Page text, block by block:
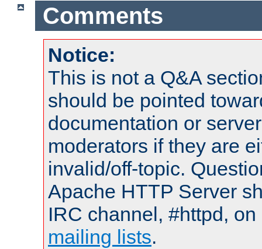
Comments
Notice:
This is not a Q&A
should be pointed
documentation or
moderators if they are
invalid/off-topic.
Apache HTTP Server
IRC channel, #httpd,
mailing lists.